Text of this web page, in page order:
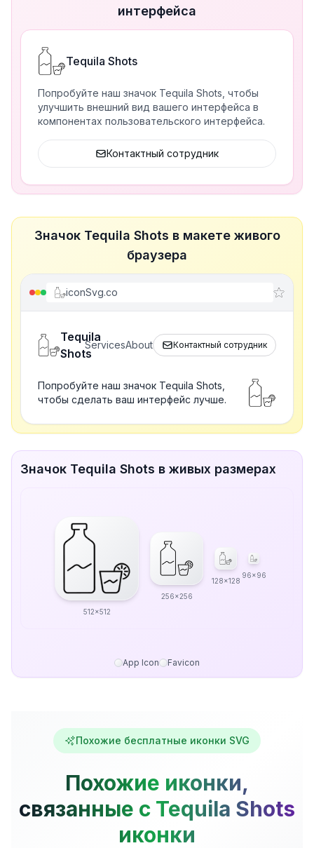
интерфейса
Tequila Shots
Попробуйте наш значок Tequila Shots, чтобы
улучшить внешний вид вашего интерфейса в
компонентах пользовательского интерфейса.
Контактный сотрудник
Значок Tequila Shots в макете живого
браузера
iconSvg.co
Tequila
Shots
ServicesAbout Контактный сотрудник
Попробуйте наш значок Tequila Shots,
чтобы сделать ваш интерфейс лучше.
Значок Tequila Shots в живых размерах
512x512
256x256
128x128
96x96
App Icon Favicon
Похожие бесплатные иконки SVG
Похожие иконки,
связанные с Tequila Shots
иконки